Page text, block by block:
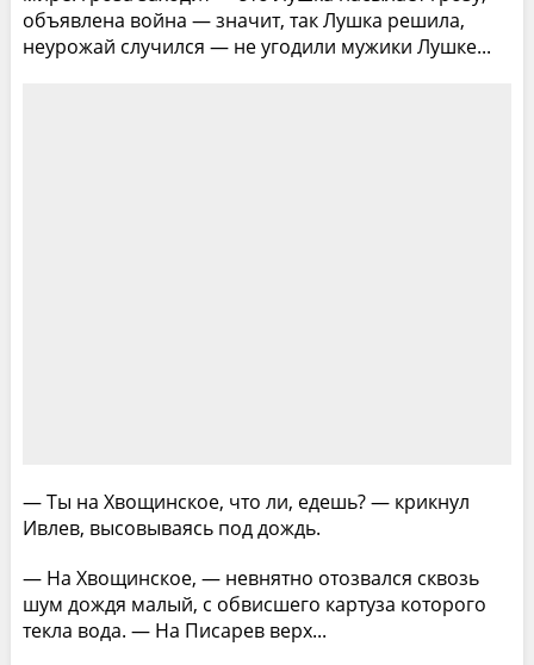
объявлена война — значит, так Лушка решила,
неурожай случился — не угодили мужики Лушке...
— Ты на Хвощинское, что ли, едешь? — крикнул
Ивлев, высовываясь под дождь.
— На Хвощинское, — невнятно отозвался сквозь
шум дождя малый, с обвисшего картуза которого
текла вода. — На Писарев верх...